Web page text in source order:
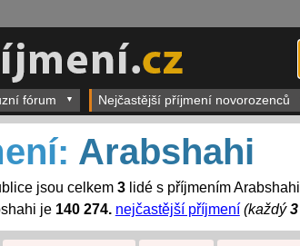
fórum Nejčastější příjmení novorozenců
Arabshahi
jsou celkem 3lidé s příjmením
je 140 274. nejčastější příjmení (každý